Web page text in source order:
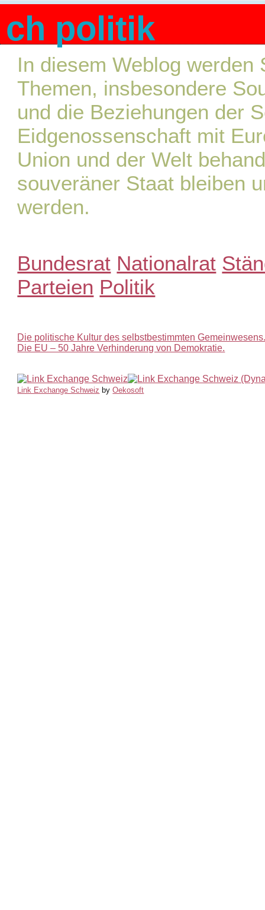
ch politik
In diesem Weblog werden
Themen, insbesondere
und die Beziehungen der
Eidgenossenschaft mit
Union und der Welt
souveräner Staat bleiben
werden.
Bundesrat Nationalrat
Parteien Politik
Die politische Kultur des selbstbestimmten
Die EU – 50 Jahre Verhinderung von Demokratie.
Link Exchange Schweiz byOekosoft